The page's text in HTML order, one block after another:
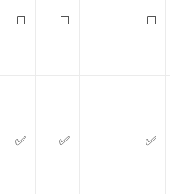
◻️ ◻️ ◻️
✅ ✅ ✅